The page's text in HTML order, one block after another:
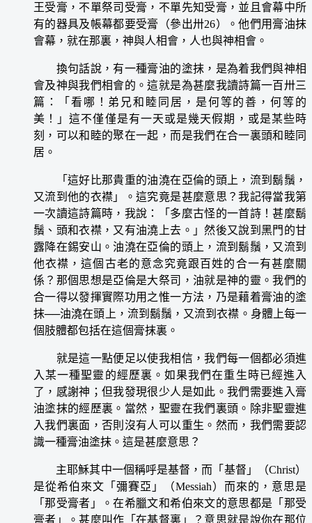
王受膏，不單祭司受膏，不單先知受膏，並且會幕中所
有的器具及帳幕都要受膏（參出卅26）。他們用膏油抹
會幕，就在那裏，神與人相會，人也與神相會。
換句話說，有一種膏油的塗抹，是為着我們與神相
會及神與我們相會的。這就是為甚麼我讀詩篇一百卅三
篇：「看哪！弟兄和睦同居，是何等的善，何等的
美！」這不僅僅是有一天或是幾天假期，或是某些時
刻，可以和睦的聚在一起，而是我們在合一裏頭和睦同
居。
「這好比那貴重的油澆在亞倫的頭上，流到鬍鬚，
又流到他的衣襟」。這究竟是甚麼意思？我記得當我第
一次讀這詩篇時，我說：「多麼古怪的一首詩！甚麼鬍
鬚、頭和衣襟，又有油澆上去。」然後又說到黑門的甘
露降在錫安山。油澆在亞倫的頭上，流到鬍鬚，又流到
他衣襟，這個古老的意念究竟跟百姓的合一有甚麼關
係？那個思想是亞倫是大祭司，油就是神的靈。我們的
合一得以發揮實際功用之惟一方法，乃是藉着膏油的塗
抹──油澆在頭上，流到鬍鬚，又流到衣襟。身體上每一
個肢體都包括在這個膏抹裏。
就是這一點便足以使我相信，我們每一個都必須進
入某一種聖靈的經歷裏。如果我們在重生時已經進入
了，感謝神；但我發現很少人是如此。我們需要進入膏
油塗抹的經歷裏。當然，聖靈在我們裏頭。除非聖靈進
入我們裏面，否則沒有人可以重生。然而，我們需要認
識一種膏油塗抹。這是甚麼意思？
主耶穌其中一個稱呼是基督，而「基督」（Christ）
是從希伯來文「彌賽亞」（Messiah）而來的，意思是
「那受膏者」。在希臘文和希伯來文的意思都是「那受
膏者」。甚麼叫作「在基督裏」？意思就是說你在那位